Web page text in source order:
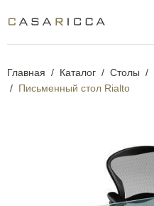
Главная Каталог Столы
Письменный стол Rialto